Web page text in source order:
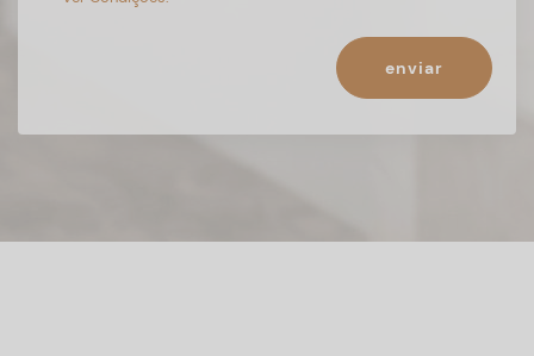
enviar